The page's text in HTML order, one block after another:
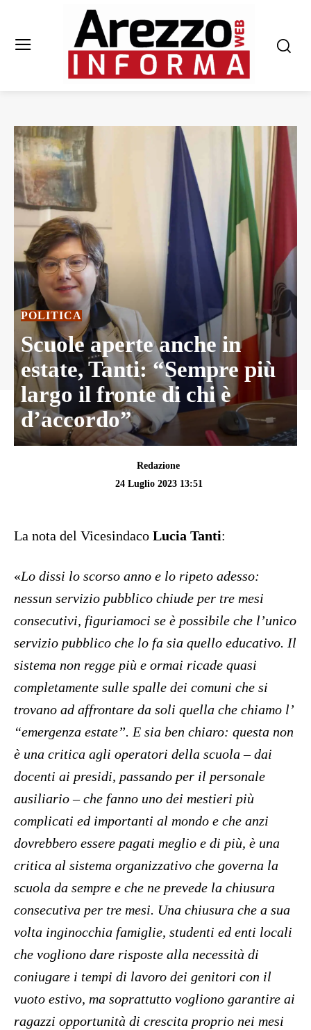
POLITICA
Scuole aperte anche in
estate, Tanti: “Sempre più
largo il fronte di chi è
d’accordo”
Redazione
24 Luglio 2023 13:51
La nota del Vicesindaco Lucia Tanti:
«Lo dissi lo scorso anno e lo ripeto adesso:
nessun servizio pubblico chiude per tre mesi
consecutivi, figuriamoci se è possibile che l’unico
servizio pubblico che lo fa sia quello educativo. Il
sistema non regge più e ormai ricade quasi
completamente sulle spalle dei comuni che si
trovano ad affrontare da soli quella che chiamo l’
“emergenza estate”. E sia ben chiaro: questa non
è una critica agli operatori della scuola – dai
docenti ai presidi, passando per il personale
ausiliario – che fanno uno dei mestieri più
complicati ed importanti al mondo e che anzi
dovrebbero essere pagati meglio e di più, è una
critica al sistema organizzativo che governa la
scuola da sempre e che ne prevede la chiusura
consecutiva per tre mesi. Una chiusura che a sua
volta inginocchia famiglie, studenti ed enti locali
che vogliono dare risposte alla necessità di
coniugare i tempi di lavoro dei genitori con il
vuoto estivo, ma soprattutto vogliono garantire ai
ragazzi opportunità di crescita proprio nei mesi